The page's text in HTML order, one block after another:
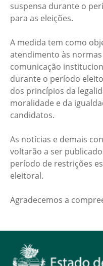
suspensa durante o
para as eleições.
A medida tem como
atendimento às
comunicação
durante o período
dos princípios da
moralidade e da
candidatos.
As notícias e demais
voltarão a ser
período de restrições
eleitoral.
Agradecemos a